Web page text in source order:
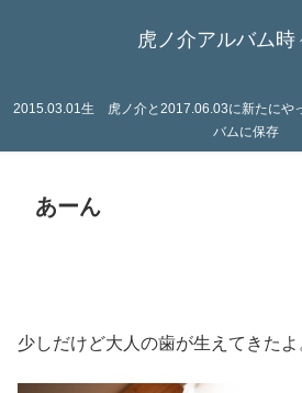
虎ノ介アルバム時
2015.03.01生 虎ノ介と2017.06.03に新たにや
バムに保存
あーん
少しだけど大人の歯が生えてきたよ